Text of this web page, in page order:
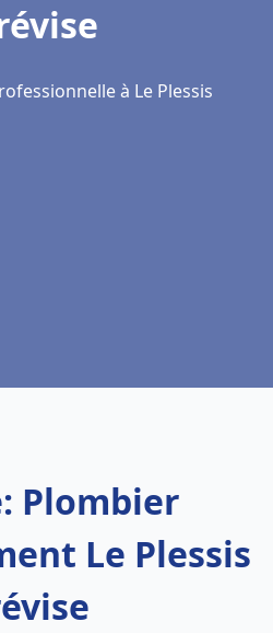
à Le Plessis
Plombier
Le Plessis